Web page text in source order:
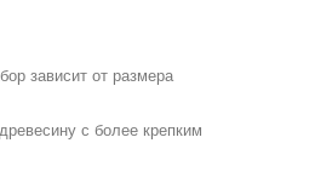
зависит от размера
с более крепким